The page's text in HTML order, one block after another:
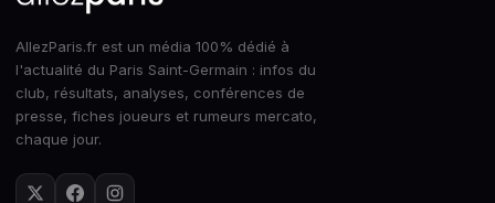
AllezParis.fr est un média 100% dédié à
l'actualité du Paris Saint-Germain : infos du
club, résultats, analyses, conférences de
presse, fiches joueurs et rumeurs mercato,
chaque jour.